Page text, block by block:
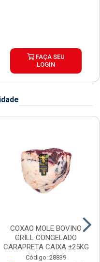
FAÇA SEU
LOGIN
COXAO MOLE BOVINO
GRILL CONGELADO
CARAPRETA CAIXA ±25KG
Código: 28839